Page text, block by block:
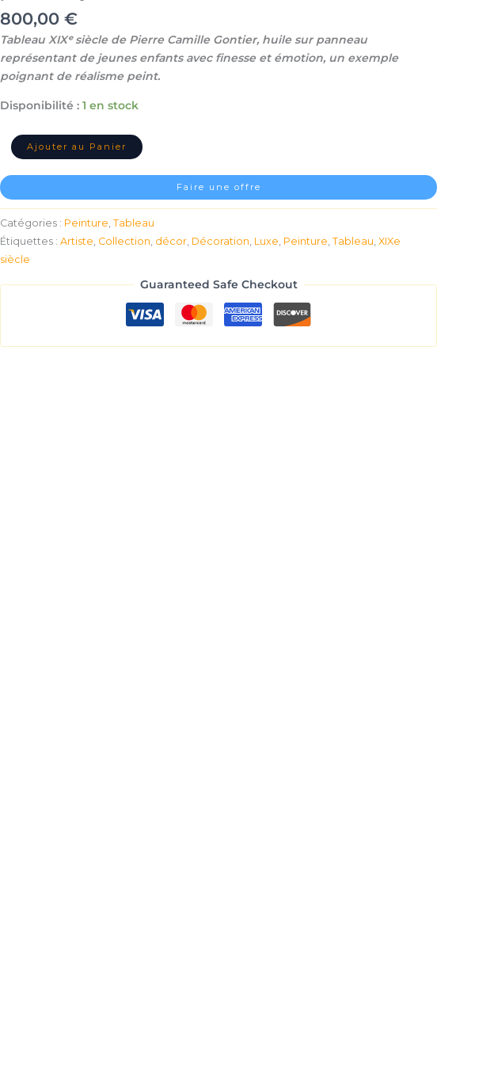
800,00 €
Tableau XIXᵉ siècle de Pierre Camille Gontier, huile sur panneau
représentant de jeunes enfants avec finesse et émotion, un exemple
poignant de réalisme peint.
Disponibilité : 1 en stock
tableau
huile
sur
panneau,
jeunes
XIXe
Ajouter au Panier
Faire une offre
Catégories : Peinture, Tableau
Étiquettes : Artiste, Collection, décor, Décoration, Luxe, Peinture, Tableau, XIXe
siècle
Guaranteed Safe Checkout